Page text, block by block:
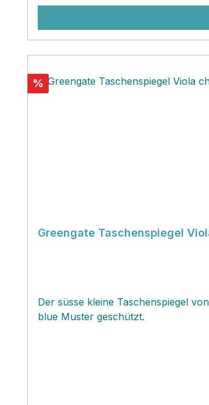
Rabatt
%
Greengate Taschenspiegel
Der süsse kleine Taschenspiegel
blue Muster geschützt.